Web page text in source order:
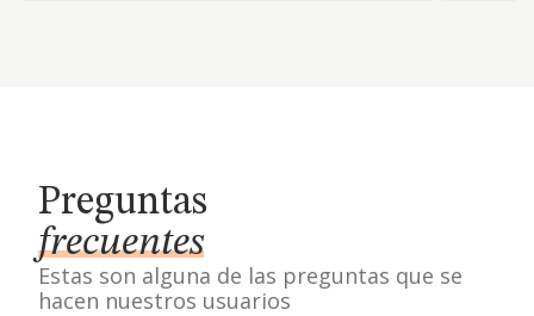
Preguntas
frecuentes
Estas son alguna de las preguntas que se
hacen nuestros usuarios